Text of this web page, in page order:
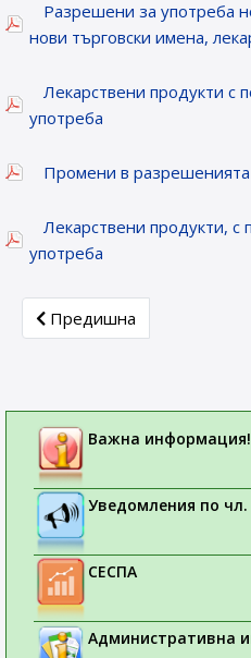
Разрешени за употреба
нови търговски имена,
Лекарствени продукти с
употреба
Промени в разрешенията
Лекарствени продукти,
употреба
Previous article:
Предишна
Важна информация!
Уведомления по
СЕСПА
Административна